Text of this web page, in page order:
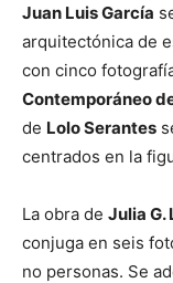
Juan Luis García
arquitectónica de
con cinco
Contemporáneo
de Lolo Serantes
centrados en la
La obra de Julia G.
conjuga en seis
no personas. Se